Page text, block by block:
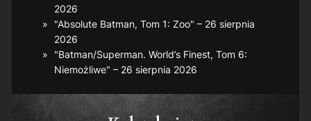
2026
"Absolute Batman, Tom 1: Zoo" – 26 sierpnia
2026
"Batman/Superman. World’s Finest, Tom 6:
Niemożliwe" – 26 sierpnia 2026